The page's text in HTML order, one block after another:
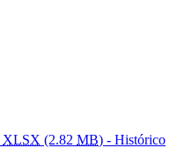
XLSX (2.82 MB) - Histórico